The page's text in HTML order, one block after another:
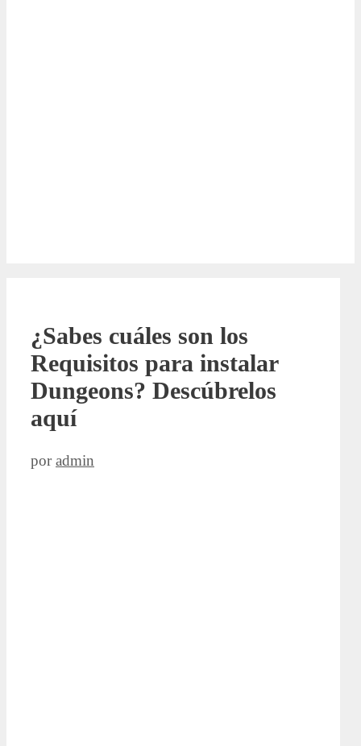
¿Sabes cuáles son los
Requisitos para instalar
Dungeons? Descúbrelos
aquí
poradmin